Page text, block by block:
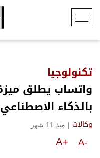
تكنولوجيا
واتساب يطلق
بالذكاء الاصطناعي
وكالات | منذ 11 شهر
A-
A+